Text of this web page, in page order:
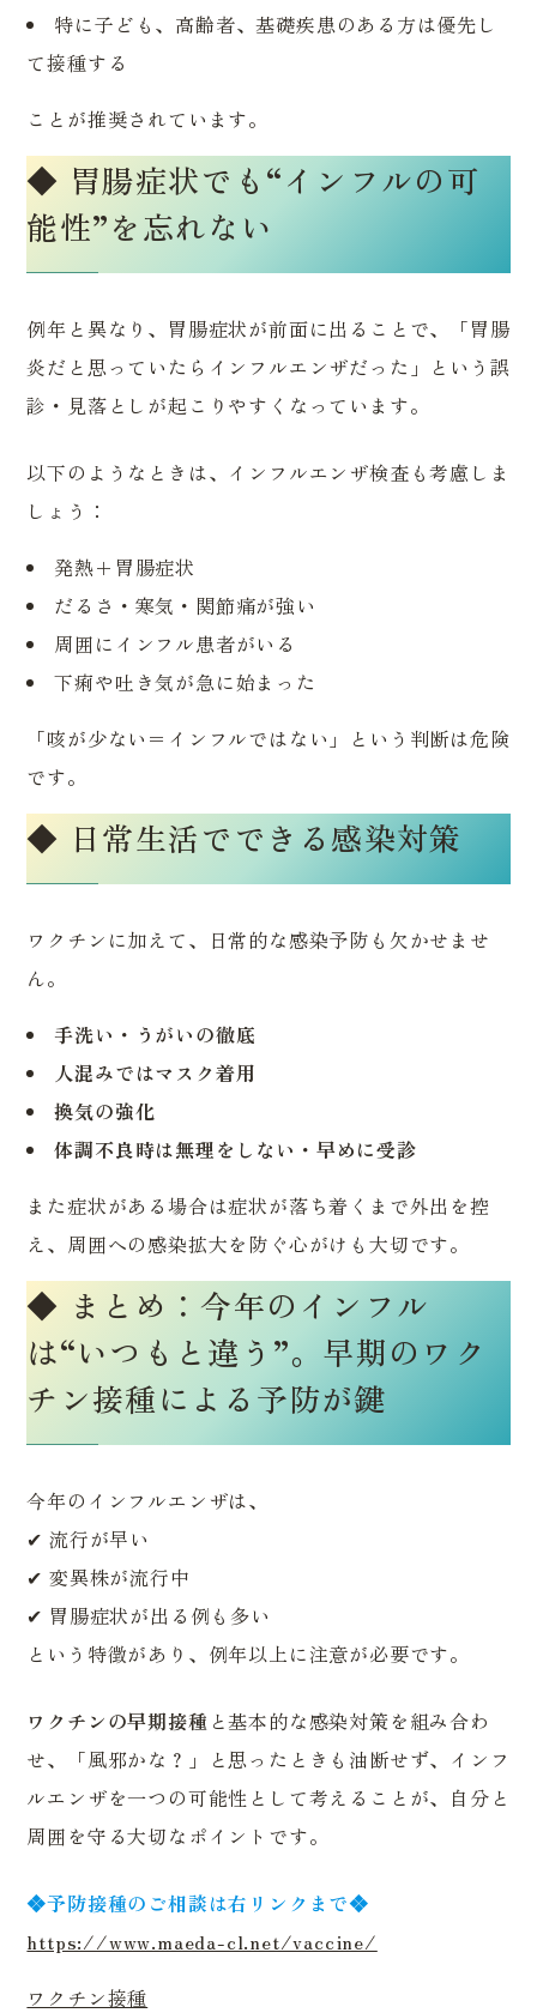
内科・一般内科 潰瘍性大腸炎・クローン病 専門外来
生活習慣病外来
禁煙外来 オンライン診療
特に子ども、高齢者、基礎疾患のある方は優先し
て接種する
ことが推奨されています。
◆ 胃腸症状でも“インフルの可
能性”を忘れない
例年と異なり、胃腸症状が前面に出ることで、「胃腸
炎だと思っていたらインフルエンザだった」という誤
診・見落としが起こりやすくなっています。
以下のようなときは、インフルエンザ検査も考慮しま
しょう：
発熱＋胃腸症状
だるさ・寒気・関節痛が強い
周囲にインフル患者がいる
下痢や吐き気が急に始まった
「咳が少ない＝インフルではない」という判断は危険
です。
◆ 日常生活でできる感染対策
ワクチンに加えて、日常的な感染予防も欠かせませ
ん。
手洗い・うがいの徹底
人混みではマスク着用
換気の強化
体調不良時は無理をしない・早めに受診
また症状がある場合は症状が落ち着くまで外出を控
え、周囲への感染拡大を防ぐ心がけも大切です。
◆ まとめ：今年のインフル
は“いつもと違う”。早期のワク
チン接種による予防が鍵
今年のインフルエンザは、
✔ 流行が早い
✔ 変異株が流行中
✔ 胃腸症状が出る例も多い
という特徴があり、例年以上に注意が必要です。
ワクチンの早期接種 と基本的な感染対策を組み合わ
せ、「風邪かな？」と思ったときも油断せず、インフ
ルエンザを一つの可能性として考えることが、自分と
周囲を守る大切なポイントです。
❖予防接種のご相談は右リンクまで❖
https://www.maeda-cl.net/vaccine/
ワクチン接種